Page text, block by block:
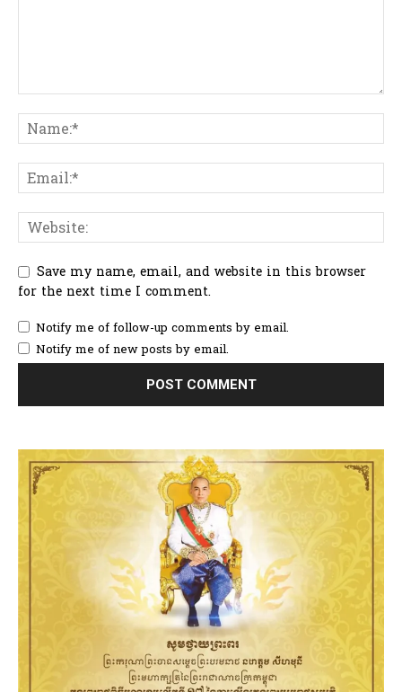
Save my name, email, and website in this browser
for the next time I comment.
Notify me of follow-up comments by email.
Notify me of new posts by email.